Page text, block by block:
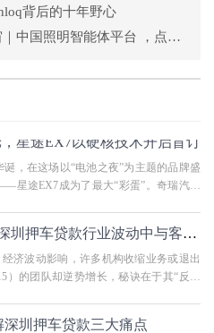
背后的十年野心
明智能体平台 ，点亮数智生活新图景
星途EX7以硬核技术开启盲订
诞，在这场以“电池之夜”为主题的品牌盛
星途EX7成为了最大“彩蛋”。奇瑞汽车
雷经理的“反脆弱”哲学：在深圳押车贷款行业波动中与客户共成长
济波动影响，许多机构收缩业务或退出
）的团队却逆势增长，秘诀在于其“反脆
圳押车贷款三大痛点